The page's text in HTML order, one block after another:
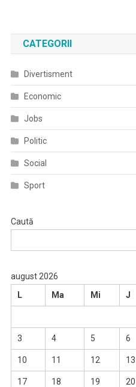
CATEGORII
Divertisment
Economic
Jobs
Politic
Social
Sport
Caută
august 2026
L
Ma Mi J
3 4 5 6
10 11 12 13
17 18 19 20